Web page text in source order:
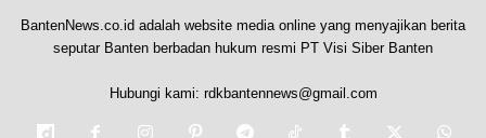
BantenNews.co.id adalah website media online yang menyajikan berita
seputar Banten berbadan hukum resmi PT Visi Siber Banten
Hubungi kami: rdkbantennews@gmail.com